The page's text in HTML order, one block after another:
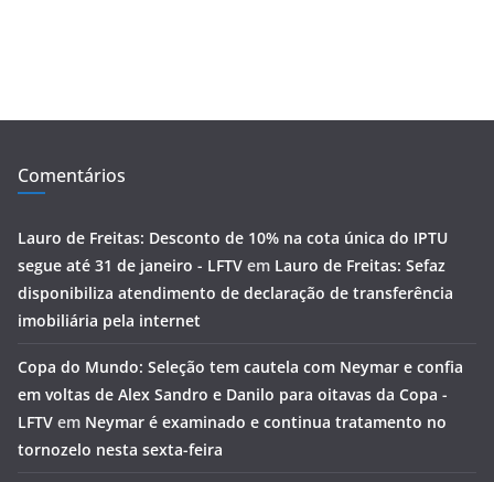
Comentários
Lauro de Freitas: Desconto de 10% na cota única do IPTU
segue até 31 de janeiro - LFTV em Lauro de Freitas: Sefaz
disponibiliza atendimento de declaração de transferência
imobiliária pela internet
Copa do Mundo: Seleção tem cautela com Neymar e confia
em voltas de Alex Sandro e Danilo para oitavas da Copa -
LFTV em Neymar é examinado e continua tratamento no
tornozelo nesta sexta-feira